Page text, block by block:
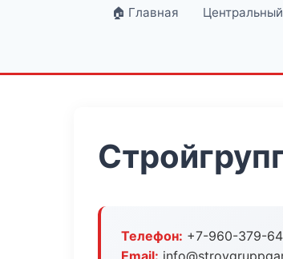
🏠 Главная
Телефон: +7-960-379-
Email: